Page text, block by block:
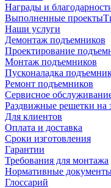
Награды и
Выполненные проекты
Наши услуги
Демонтаж подъемников
Проектирование
Монтаж подъемников
Пусконаладка
Ремонт подъемников
Сервисное
Раздвижные решетки на
Для клиентов
Оплата и доставка
Сроки изготовления
Гарантии
Требования для монтажа
Нормативные
Глоссарий